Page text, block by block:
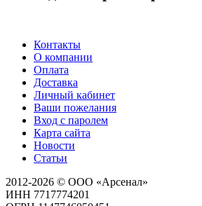
Контакты
О компании
Оплата
Доставка
Личный кабинет
Ваши пожелания
Вход с паролем
Карта сайта
Новости
Статьи
2012-2026 © ООО «Арсенал»
ИНН 7717774201